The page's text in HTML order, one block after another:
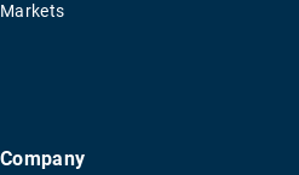
Markets
Company